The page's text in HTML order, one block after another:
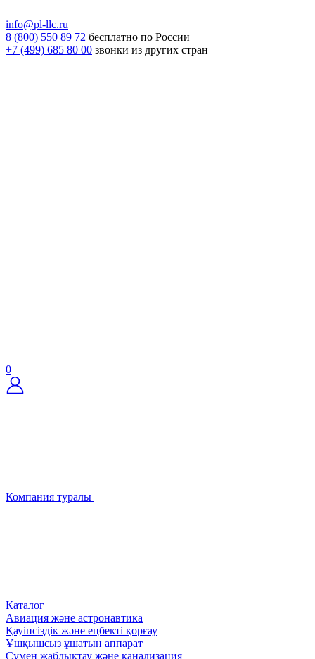
info@pl-llc.ru
8 (800) 550 89 72 бесплатно по России
+7 (499) 685 80 00 звонки из других стран
0
Компания туралы
Каталог
Авиация және астронавтика
Қауіпсіздік және еңбекті қорғау
Ұшқышсыз ұшатын аппарат
Сумен жабдықтау және канализация